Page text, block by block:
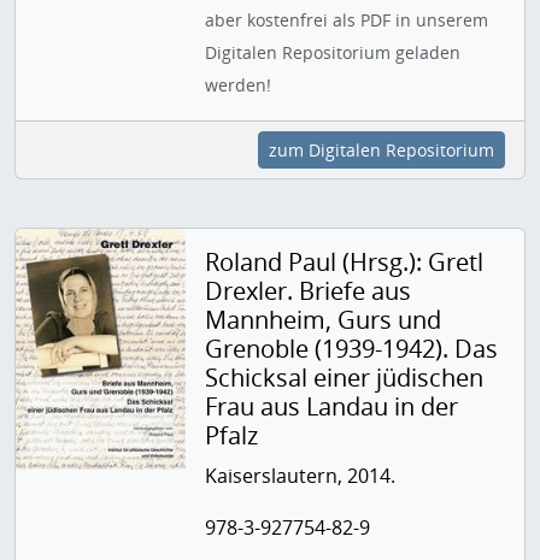
aber kostenfrei als PDF in unserem
Digitalen Repositorium geladen
werden!
zum Digitalen Repositorium
Roland Paul (Hrsg.): Gretl
Drexler. Briefe aus
Mannheim, Gurs und
Grenoble (1939-1942). Das
Schicksal einer jüdischen
Frau aus Landau in der
Pfalz
Kaiserslautern, 2014.
978-3-927754-82-9